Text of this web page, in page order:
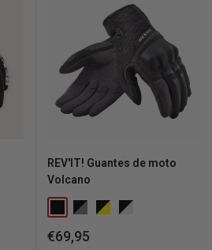
REV'IT! Guantes de moto
Volcano
Precio
€69,95